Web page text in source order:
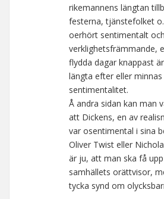
rikemannens längtan
festerna, tjänstefolket
oerhört sentimentalt
verklighetsfrämmande,
flydda dagar knappast
längta efter eller
sentimentalitet.
Å andra sidan kan man
att Dickens, en av
var osentimental i sina
Oliver Twist eller
är ju, att man ska få
samhällets orättvisor,
tycka synd om